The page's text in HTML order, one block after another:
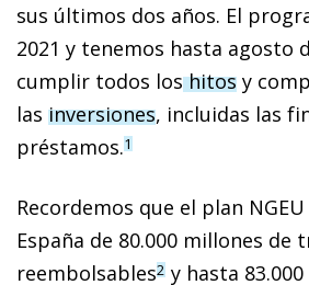
sus últimos dos años. El
2021 y tenemos hasta agosto
cumplir todos loshitos y
las inversiones, incluidas las
préstamos.1
Recordemos que el plan
España de 80.000 millones de
reembolsables2 y hasta